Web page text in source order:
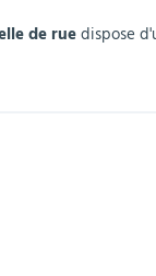
de ruedispose